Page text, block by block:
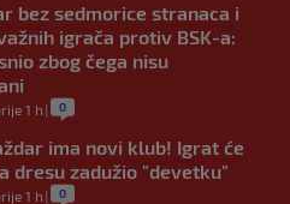
bez sedmorice stranaca i
igrača protiv BSK-a:
zbog čega nisu
1 h | 0
ima novi klub! Igrat će
dresu zadužio "devetku"
1 h | 0